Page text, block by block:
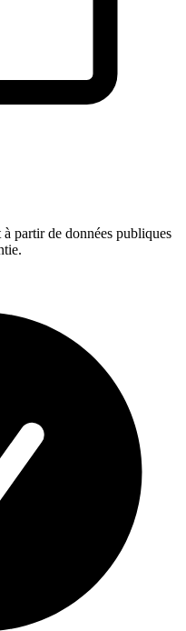
partir de données publiques